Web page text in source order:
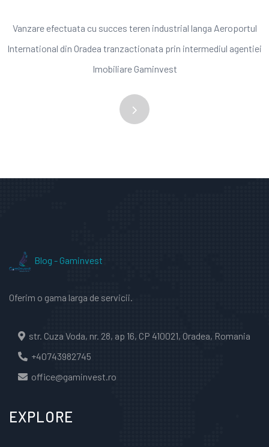
Vanzare efectuata cu succes teren industrial langa Aeroportul
International din Oradea tranzactionata prin intermediul agentiei
Imobiliare Gaminvest
Blog - Gaminvest
Oferim o gama larga de servicii.
str. Cuza Voda, nr. 28, ap 16, CP 410021, Oradea, Romania
+40743982745
office@gaminvest.ro
EXPLORE